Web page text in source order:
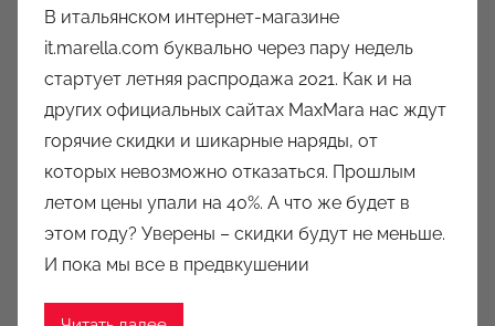
т
о
р
о
м
a
u
k
c
В итальянском интернет-магазине
it.marella.com буквально через пару недель
стартует летняя распродажа 2021. Как и на
других официальных сайтах MaxMara нас ждут
горячие скидки и шикарные наряды, от
которых невозможно отказаться. Прошлым
летом цены упали на 40%. А что же будет в
этом году? Уверены – скидки будут не меньше.
И пока мы все в предвкушении